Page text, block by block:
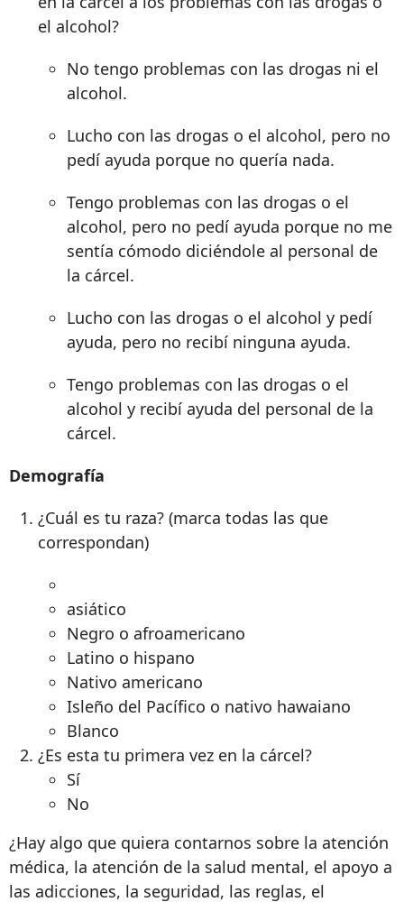
el alcohol?
No tengo problemas con las drogas ni el
alcohol.
Lucho con las drogas o el alcohol, pero no
pedí ayuda porque no quería nada.
Tengo problemas con las drogas o el
alcohol, pero no pedí ayuda porque no me
sentía cómodo diciéndole al personal de
la cárcel.
Lucho con las drogas o el alcohol y pedí
ayuda, pero no recibí ninguna ayuda.
Tengo problemas con las drogas o el
alcohol y recibí ayuda del personal de la
cárcel.
Demografía
¿Cuál es tu raza? (marca todas las que
correspondan)
asiático
Negro o afroamericano
Latino o hispano
Nativo americano
Isleño del Pacífico o nativo hawaiano
Blanco
¿Es esta tu primera vez en la cárcel?
Sí
No
¿Hay algo que quiera contarnos sobre la atención
médica, la atención de la salud mental, el apoyo a
las adicciones, la seguridad, las reglas, el